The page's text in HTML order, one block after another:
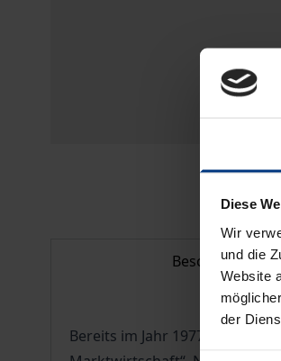
Diese
Wir
und die
Website
der
Beschreibung
Bereits im Jahr 1977